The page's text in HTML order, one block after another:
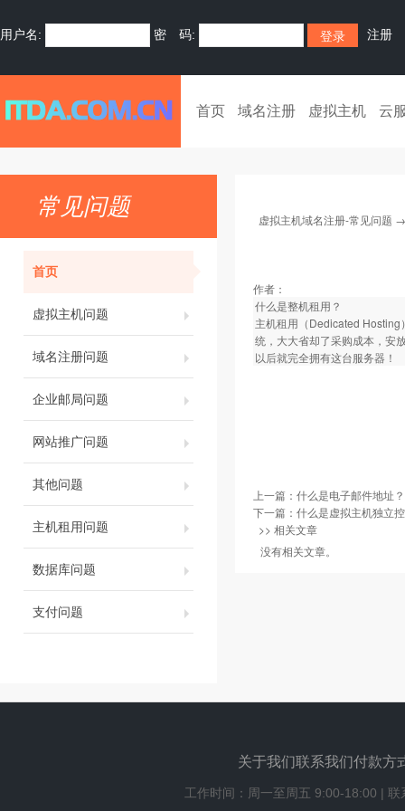
用户名: 密 码: 注册
首页 域名注册 虚拟主机 云
常见问题
首页
虚拟主机问题
域名注册问题
企业邮局问题
网站推广问题
其他问题
主机租用问题
数据库问题
支付问题
虚拟主机域名注册-常见问题
作者：
什么是整机租用？
主机租用（Dedicated Hosting
统，大大省却了采购成本，安
以后就完全拥有这台服务器！
上一篇： 什么是电子邮件地址？
下一篇： 什么是虚拟主机独立
>> 相关文章
没有相关文章。
关于我们联系我们付款方
工作时间：周一至周五 9:00-18:00 | 联